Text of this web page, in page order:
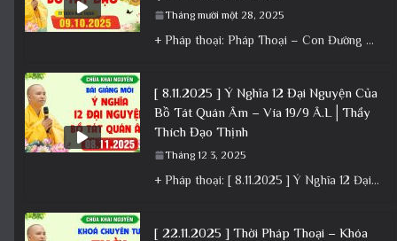
Tháng mười một 28, 2025
+ Pháp thoại: Pháp Thoại – Con Đường Bồ Tát Đạo │TT. Thích Đạo Thịnh + Album: Pháp Thoại +
[ 8.11.2025 ] Ý Nghĩa 12 Đại Nguyện Của
Bồ Tát Quán Âm – Vía 19/9 Â.L│Thầy
Thích Đạo Thịnh
Tháng 12 3, 2025
+ Pháp thoại: [ 8.11.2025 ] Ý Nghĩa 12 Đại Nguyện Của Bồ Tát Quán Âm – Vía 19/9 Â.L│Thầy
[ 22.11.2025 ] Thời Pháp Thoại – Khóa